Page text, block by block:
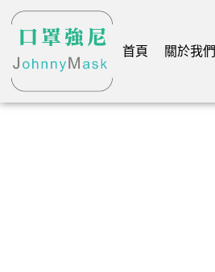
首頁 關於我們